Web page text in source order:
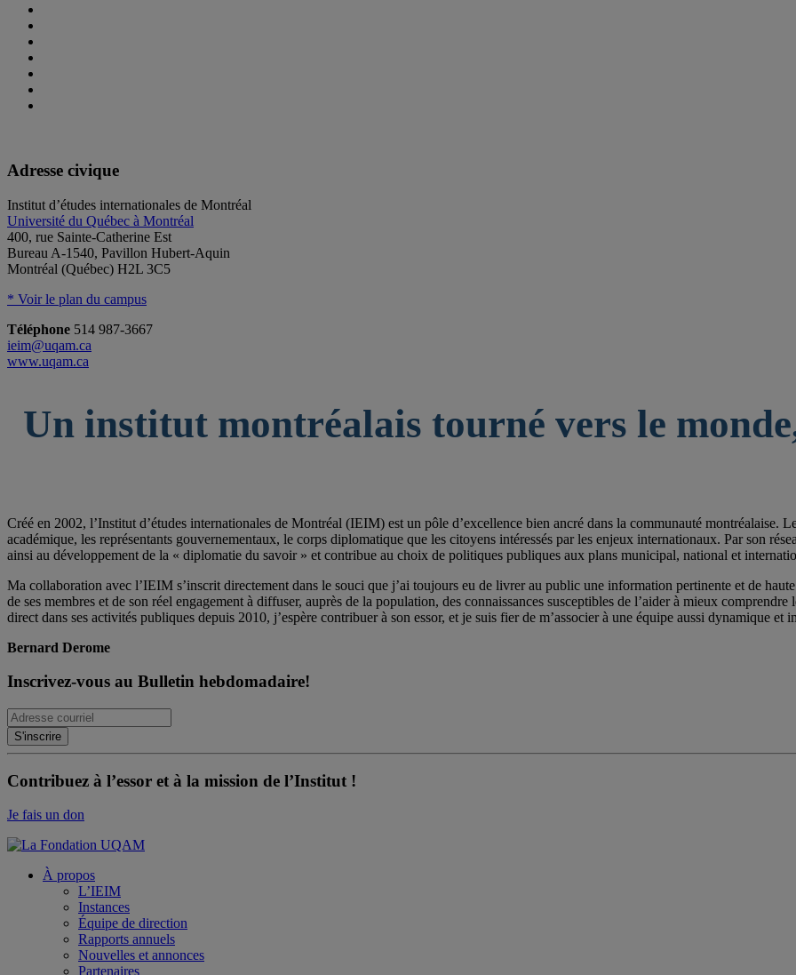
Adresse civique
Institut d’études internationales de Montréal
Université du Québec à Montréal
400, rue Sainte-Catherine Est
Bureau A-1540, Pavillon Hubert-Aquin
Montréal (Québec) H2L 3C5
* Voir le plan du campus
Téléphone 514 987-3667
ieim@uqam.ca
www.uqam.ca
Un institut montréalais tourné vers le
Créé en 2002, l’Institut d’études internationales de Montréal (IEIM) est un pôle d’excellence bien ancré dans la communauté montréalaise.
académique, les représentants gouvernementaux, le corps diplomatique que les citoyens intéressés par les enjeux internationaux. Par son
ainsi au développement de la « diplomatie du savoir » et contribue au choix de politiques publiques aux plans municipal, national et
Ma collaboration avec l’IEIM s’inscrit directement dans le souci que j’ai toujours eu de livrer au public une information pertinente et de
de ses membres et de son réel engagement à diffuser, auprès de la population, des connaissances susceptibles de l’aider à mieux
direct dans ses activités publiques depuis 2010, j’espère contribuer à son essor, et je suis fier de m’associer à une équipe aussi dynamique et
Bernard Derome
Inscrivez-vous au Bulletin hebdomadaire!
Contribuez à l’essor et à la mission de l’Institut !
Je fais un don
À propos
L’IEIM
Instances
Équipe de direction
Rapports annuels
Nouvelles et annonces
Partenaires